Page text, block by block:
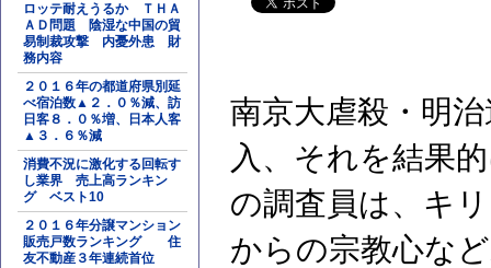
ロッテ耐えうるか ＴＨＡ
ＡＤ問題 陰湿な中国の貿
易制裁攻撃 内憂外患 財
務内容
２０１６年の都道府県別延
べ宿泊数▲２．０％減、訪
日客８．０％増、日本人客
▲３．６％減
消費不況に激化する回転す
し業界 売上高ランキン
グ ベスト10
２０１６年分譲マンション
販売戸数ランキング 住
友不動産３年連続首位
南京大虐殺・明
入、それを結果
の調査員は、キ
からの宗教心な